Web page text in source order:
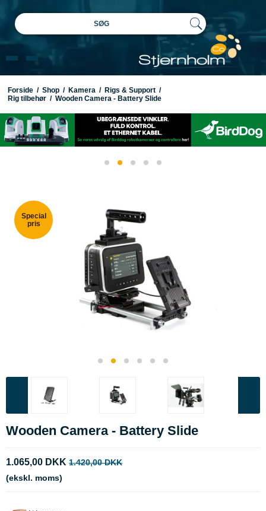
SØG
Forside / Shop / Kamera / Rigs & Support /
Rig tilbehør / Wooden Camera - Battery Slide
Special
pris
Wooden Camera - Battery Slide
1.065,00 DKK 1.420,00 DKK
(ekskl. moms)